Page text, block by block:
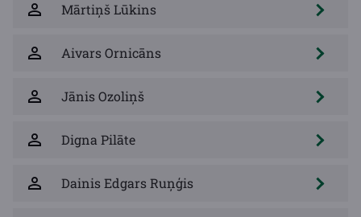
Mārtiņš Lūkins
Aivars Ornicāns
Jānis Ozoliņš
Digna Pilāte
Dainis Edgars Ruņģis